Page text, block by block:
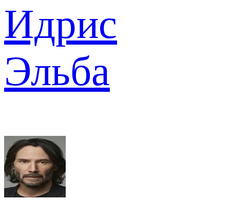
Идрис
Эльба